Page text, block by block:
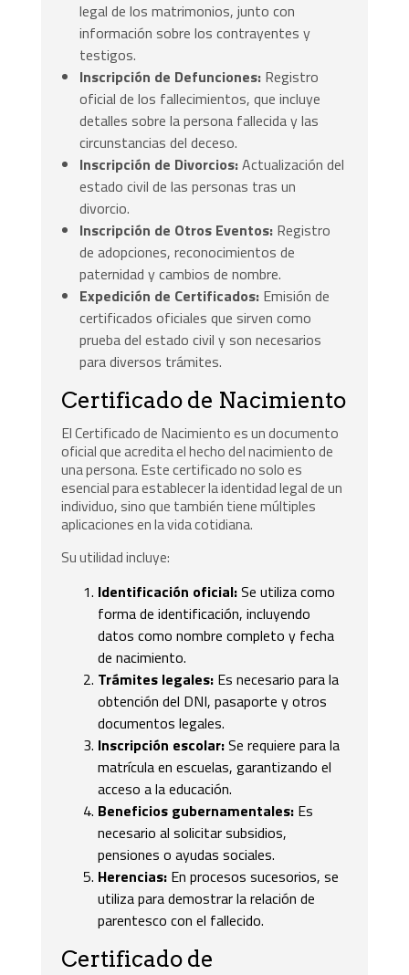
legal de los matrimonios, junto con
información sobre los contrayentes y
testigos.
Inscripción de Defunciones: Registro
oficial de los fallecimientos, que incluye
detalles sobre la persona fallecida y las
circunstancias del deceso.
Inscripción de Divorcios:Actualización del
estado civil de las personas tras un
divorcio.
Inscripción de Otros Eventos: Registro
de adopciones, reconocimientos de
paternidad y cambios de nombre.
Expedición de Certificados: Emisión de
certificados oficiales que sirven como
prueba del estado civil y son necesarios
para diversos trámites.
Certificado de Nacimiento
El Certificado de Nacimiento es un documento
oficial que acredita el hecho del nacimiento de
una persona. Este certificado no solo es
esencial para establecer la identidad legal de un
individuo, sino que también tiene múltiples
aplicaciones en la vida cotidiana.
Su utilidad incluye:
Identificación oficial:Se utiliza como
forma de identificación, incluyendo
datos como nombre completo y fecha
de nacimiento.
Trámites legales: Es necesario para la
obtención del DNI, pasaporte y otros
documentos legales.
Inscripción escolar:Se requiere para la
matrícula en escuelas, garantizando el
acceso a la educación.
Beneficios gubernamentales: Es
necesario al solicitar subsidios,
pensiones o ayudas sociales.
Herencias: En procesos sucesorios, se
utiliza para demostrar la relación de
parentesco con el fallecido.
Certificado de